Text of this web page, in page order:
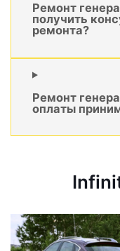
Ремонт
получить
ремонта?
Ремонт
оплаты